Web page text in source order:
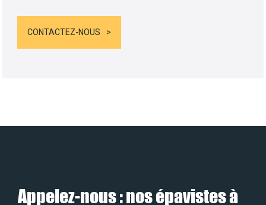
CONTACTEZ-NOUS
Appelez-nous : nos épavistes à